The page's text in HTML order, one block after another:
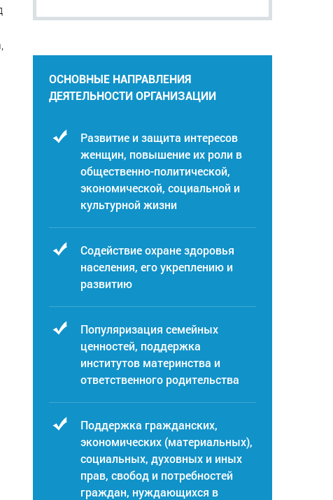
ОСНОВНЫЕ НАПРАВЛЕНИЯ
ДЕЯТЕЛЬНОСТИ ОРГАНИЗАЦИИ
Развитие и защита интересов
женщин, повышение их роли в
общественно-политической,
экономической, социальной и
культурной жизни
Содействие охране здоровья
населения, его укреплению и
развитию
Популяризация семейных
ценностей, поддержка
институтов материнства и
ответственного родительства
Поддержка гражданских,
экономических (материальных),
социальных, духовных и иных
прав, свобод и потребностей
граждан, нуждающихся в